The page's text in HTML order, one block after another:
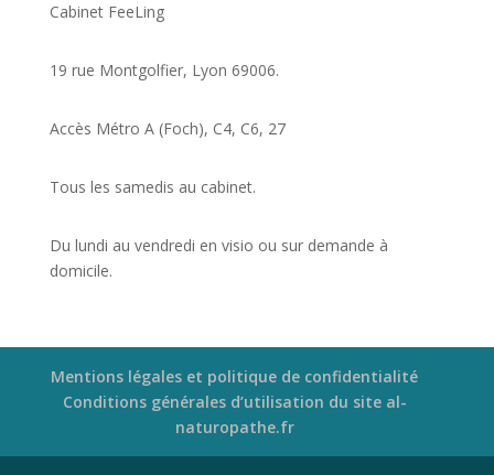
Cabinet FeeLing
19 rue Montgolfier, Lyon 69006.
Accès Métro A (Foch), C4, C6, 27
Tous les samedis au cabinet.
Du lundi au vendredi en visio ou sur demande à
domicile.
Mentions légales et politique de confidentialité
Conditions générales d’utilisation du site al-
naturopathe.fr